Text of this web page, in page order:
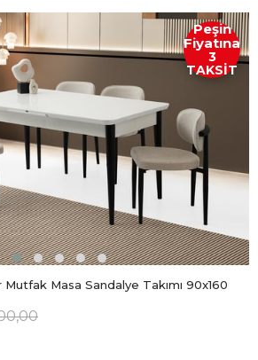
Mutfak Masa Sandalye Takımı 90x160
Peşin
Fiyatına
3
TAKSİT